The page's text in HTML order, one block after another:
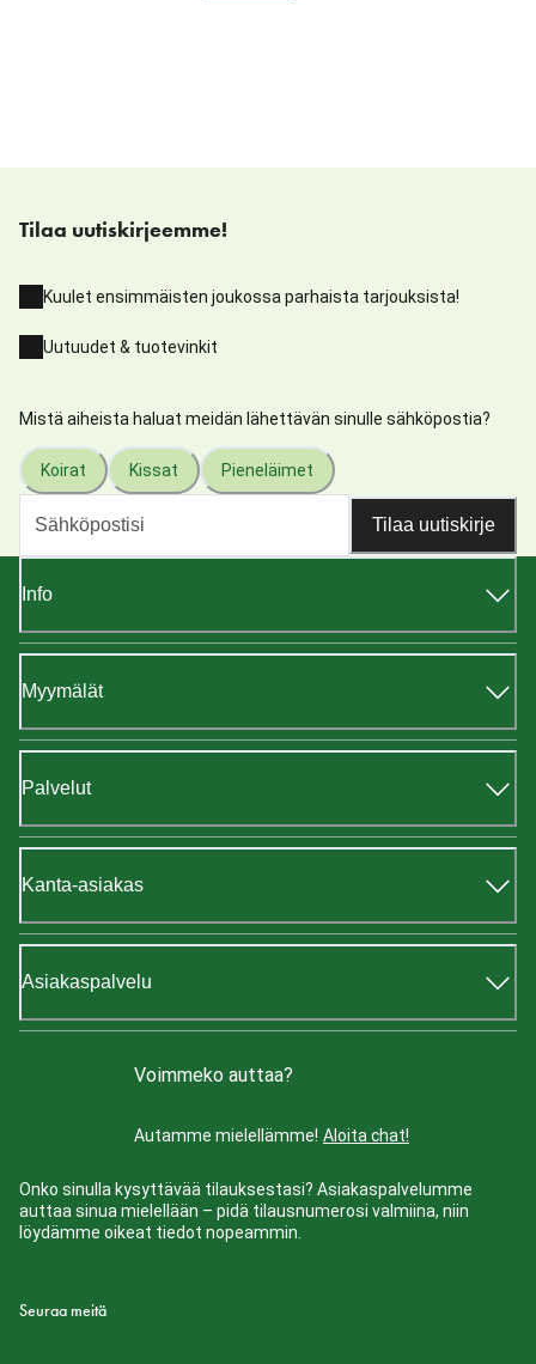
Tilaa uutiskirjeemme!
Kuulet ensimmäisten joukossa parhaista tarjouksista!
Uutuudet & tuotevinkit
Mistä aiheista haluat meidän lähettävän sinulle sähköpostia?
Koirat Kissat Pieneläimet
Tilaa uutiskirje
Info
Myymälät
Palvelut
Kanta-asiakas
Asiakaspalvelu
Voimmeko auttaa?
Autamme mielellämme! Aloita chat!
Onko sinulla kysyttävää tilauksestasi? Asiakaspalvelumme
auttaa sinua mielellään – pidä tilausnumerosi valmiina, niin
löydämme oikeat tiedot nopeammin.
Seuraa meitä